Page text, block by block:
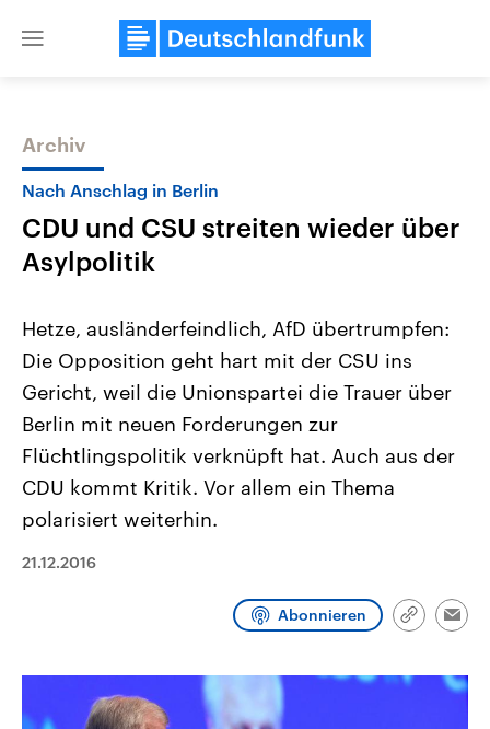
Close
Themen
Landtagswahl Sachsen-Anhalt
2026
Alle Informationen
Sachsen-Anhalt wählt am 6.
September 2026 einen neuen
Landtag. Seit 2021 wird das
Bundesland von einer Koalition aus
Umfragen, Prognosen,
und Hintergründe zu den Parteien
und Kandidaten der anstehenden
USA
Aktuelle Beiträge,
Wirtschaftlich und
gehören die Vereinigten
den mächtigsten Ländern
mit großem Einfluss auf
Sendungen
Archiv
Nach Anschlag in Berlin
CDU und CSU streiten wieder über
Asylpolitik
Hetze, ausländerfeindlich, AfD übertrumpfen:
Die Opposition geht hart mit der CSU ins
Gericht, weil die Unionspartei die Trauer über
Berlin mit neuen Forderungen zur
Flüchtlingspolitik verknüpft hat. Auch aus der
CDU kommt Kritik. Vor allem ein Thema
polarisiert weiterhin.
21.12.2016
Abonnieren
Link